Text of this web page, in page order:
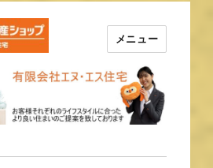
はエヌ・エス住宅
メニュー